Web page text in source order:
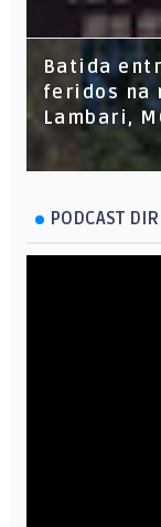
Batida
feridos na
Lambari,
PODCAST